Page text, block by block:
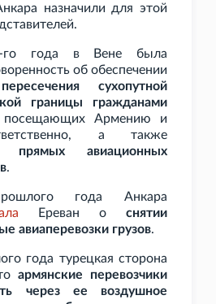
назначили для этой
го года в Вене была
об обеспечении
сухопутной
границы гражданами
Армению и
а также
прямых авиационных
.
года Анкара
Ереван о снятии
авиаперевозки грузов.
года турецкая сторона
армянские перевозчики
через ее воздушное